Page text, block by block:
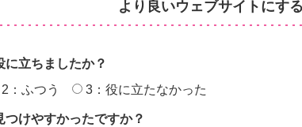
より良いウェブサイトにす
に立ちましたか？
2：ふつう 3：役に立たなかった
つけやすかったですか？